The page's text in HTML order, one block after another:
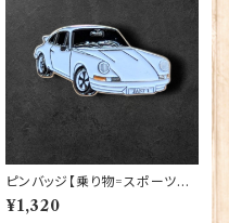
ピンバッジ【乗り物=スポーツカ
ーW】Cadogan 90040-XJK
B11-56
¥1,320